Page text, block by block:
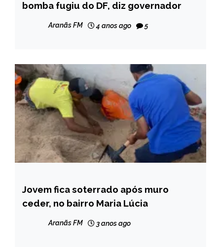
NOTÍCIAS
bomba fugiu do DF, diz governador
Aranãs FM 4 anos ago 5
CAPELINHA
NOTÍCIAS
Jovem fica soterrado após muro
ceder, no bairro Maria Lúcia
Aranãs FM 3 anos ago